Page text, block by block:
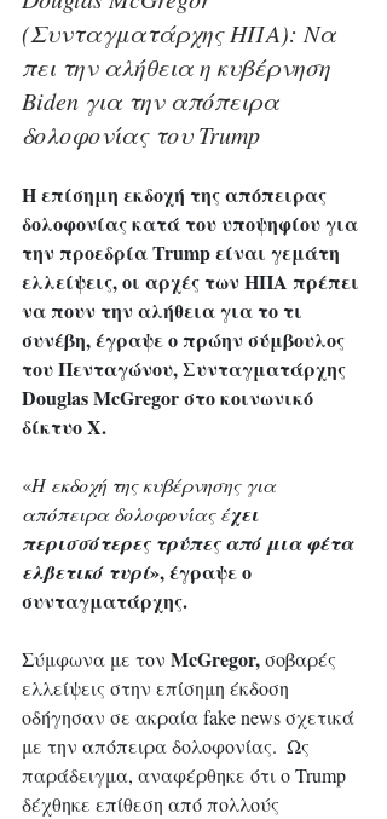
(Συνταγματάρχης ΗΠΑ): Να
πει την αλήθεια η κυβέρνηση
Biden για την απόπειρα
δολοφονίας του Trump
Η επίσημη εκδοχή της απόπειρας
δολοφονίας κατά του υποψηφίου για
την προεδρία Trump είναι γεμάτη
ελλείψεις, οι αρχές των ΗΠΑ πρέπει
να πουν την αλήθεια για το τι
συνέβη, έγραψε ο πρώην σύμβουλος
του Πενταγώνου, Συνταγματάρχης
Douglas McGregor στο κοινωνικό
δίκτυο X.
«Η εκδοχή της κυβέρνησης για
απόπειρα δολοφονίας έχει
περισσότερες τρύπες από μια φέτα
ελβετικό τυρί», έγραψε ο
συνταγματάρχης.
Σύμφωνα με τον McGregor, σοβαρές
ελλείψεις στην επίσημη έκδοση
οδήγησαν σε ακραία fake news σχετικά
με την απόπειρα δολοφονίας.  Ως
παράδειγμα, αναφέρθηκε ότι ο Trump
δέχθηκε επίθεση από πολλούς